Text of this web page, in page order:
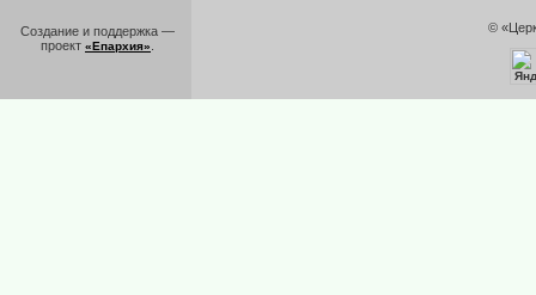
Создание и поддержка —
проект «Епархия»
©